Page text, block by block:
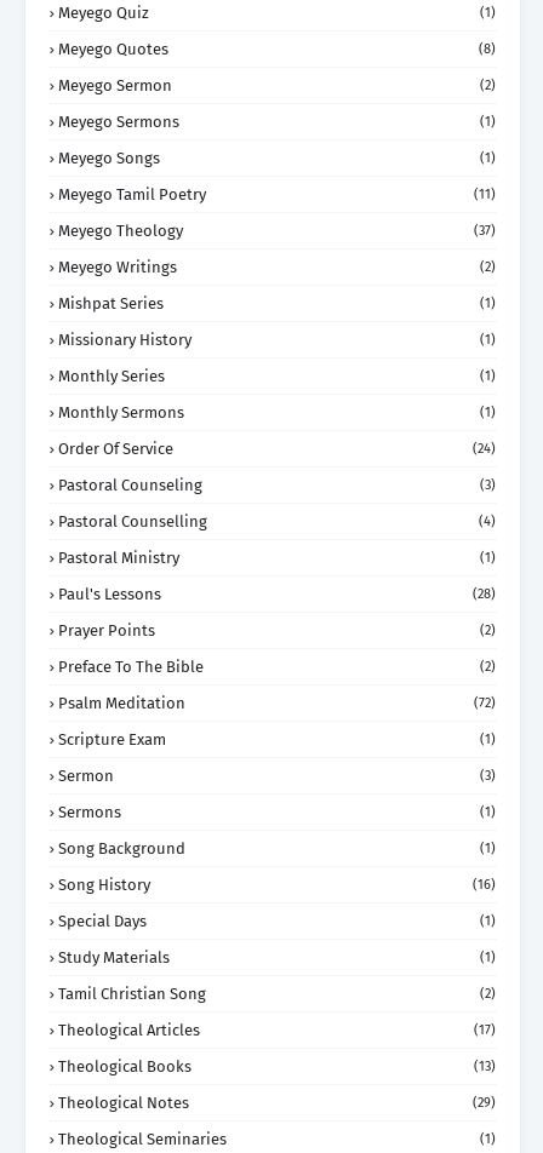
Meyego Quiz (1)
Meyego Quotes (8)
Meyego Sermon (2)
Meyego Sermons (1)
Meyego Songs (1)
Meyego Tamil Poetry (11)
Meyego Theology (37)
Meyego Writings (2)
Mishpat Series (1)
Missionary History (1)
Monthly Series (1)
Monthly Sermons (1)
Order Of Service (24)
Pastoral Counseling (3)
Pastoral Counselling (4)
Pastoral Ministry (1)
Paul's Lessons (28)
Prayer Points (2)
Preface To The Bible (2)
Psalm Meditation (72)
Scripture Exam (1)
Sermon (3)
Sermons (1)
Song Background (1)
Song History (16)
Special Days (1)
Study Materials (1)
Tamil Christian Song (2)
Theological Articles (17)
Theological Books (13)
Theological Notes (29)
Theological Seminaries (1)